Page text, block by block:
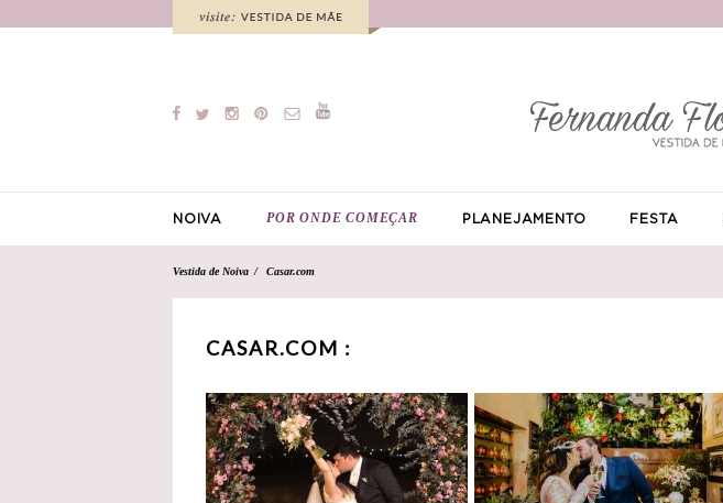
NOIVA POR ONDE COMEÇAR PLANEJAMENTO FESTA
Vestida de Noiva Casar.com
CASAR.COM :